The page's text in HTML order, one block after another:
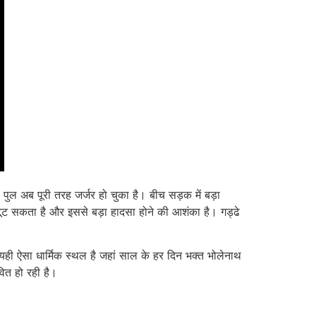
अब पूरी तरह जर्जर हो चुका है। बीच सड़क में बड़ा
सकता है और इससे बड़ा हादसा होने की आशंका है। गड्ढे
ऐसा धार्मिक स्थल है जहां साल के हर दिन भक्त भोलेनाथ
हो रही है।